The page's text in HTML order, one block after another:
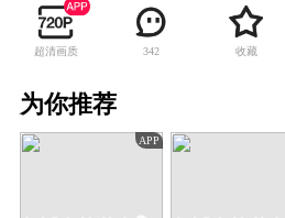
追到蒋云天。学校
上，穆晓晓以为蒋
扮一番，与一些
莱克讲起自己的
超清画质 342 收藏
为你推荐
APP